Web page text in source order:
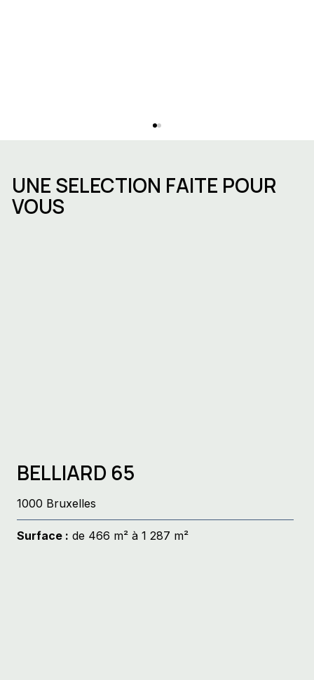
UNE SELECTION FAITE POUR
VOUS
BELLIARD 65
1000 Bruxelles
Surface : de 466 m² à 1 287 m²